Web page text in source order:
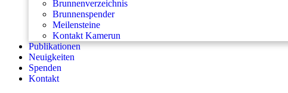
Brunnenverzeichnis
Brunnenspender
Meilensteine
Kontakt Kamerun
Publikationen
Neuigkeiten
Spenden
Kontakt